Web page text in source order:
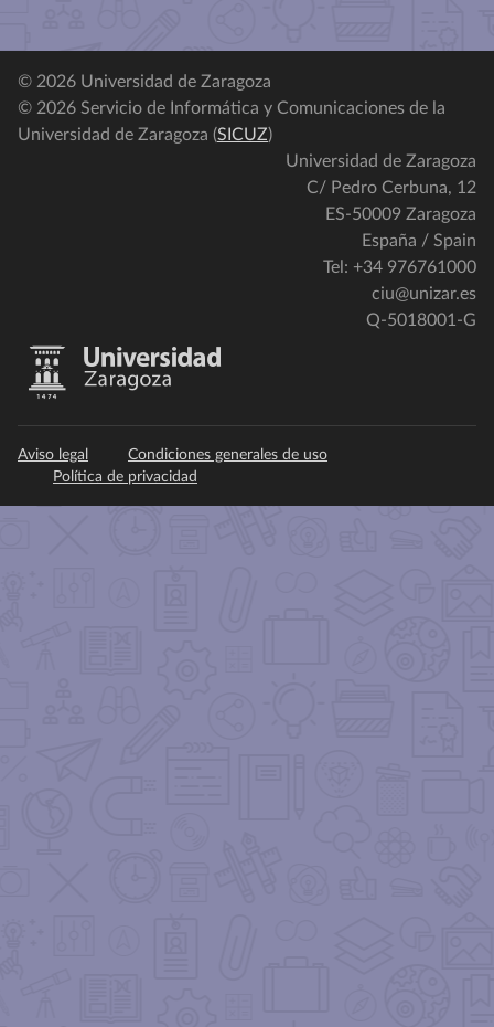
© 2026 Universidad de Zaragoza
© 2026 Servicio de Informática y Comunicaciones de la
Universidad de Zaragoza (SICUZ)
Universidad de Zaragoza
C/ Pedro Cerbuna, 12
ES-50009 Zaragoza
España / Spain
Tel: +34 976761000
ciu@unizar.es
Q-5018001-G
Aviso legal
Condiciones generales de uso
Política de privacidad